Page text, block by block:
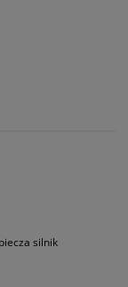
silnik